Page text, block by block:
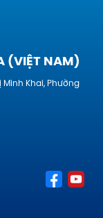
(VIỆT NAM)
Khai, Phường